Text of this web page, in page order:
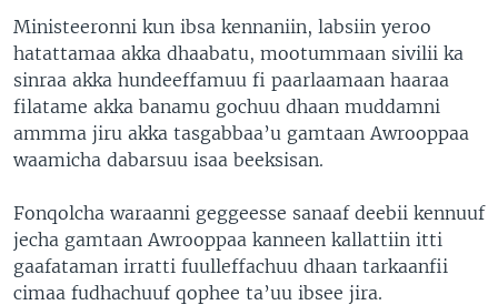
Ministeeronni kun ibsa kennaniin, labsiin yeroo
hatattamaa akka dhaabatu, mootummaan sivilii ka
sinraa akka hundeeffamuu fi paarlaamaan haaraa
filatame akka banamu gochuu dhaan muddamni
ammma jiru akka tasgabbaa’u gamtaan Awrooppaa
waamicha dabarsuu isaa beeksisan.
Fonqolcha waraanni geggeesse sanaaf deebii kennuuf
jecha gamtaan Awrooppaa kanneen kallattiin itti
gaafataman irratti fuulleffachuu dhaan tarkaanfii
cimaa fudhachuuf qophee ta’uu ibsee jira.